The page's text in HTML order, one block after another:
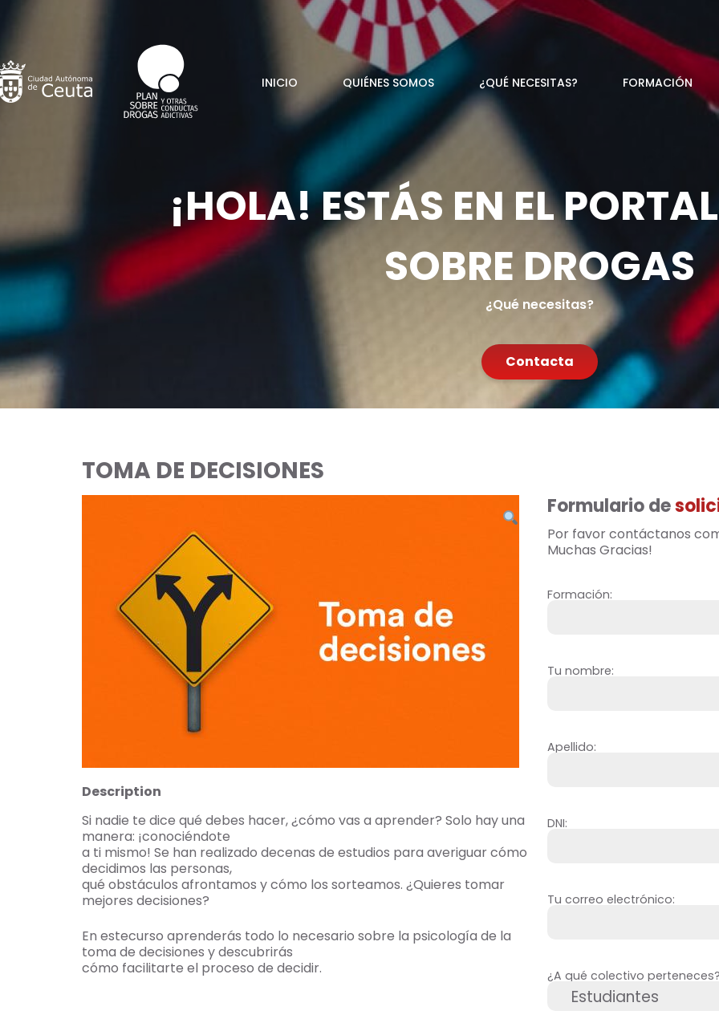
INICIO QUIÉNES SOMOS ¿QUÉ NECESITAS? FORMACIÓN
¡HOLA! ESTÁS EN EL
SOBRE DROGAS
¿Qué necesitas?
Contacta
TOMA DE DECISIONES
Description
Si nadie te dice qué debes hacer, ¿cómo vas a aprender? Solo hay una
manera: ¡conociéndote
a ti mismo! Se han realizado decenas de estudios para averiguar cómo
decidimos las personas,
qué obstáculos afrontamos y cómo los sorteamos. ¿Quieres tomar
mejores decisiones?
En estecurso aprenderás todo lo necesario sobre la psicología de la
toma de decisiones y descubrirás
cómo facilitarte el proceso de decidir.
Formulario de
Por favor contáctanos
Muchas Gracias!
Formación:
Tu nombre:
Apellido:
DNI:
Tu correo electrónico:
¿A qué colectivo